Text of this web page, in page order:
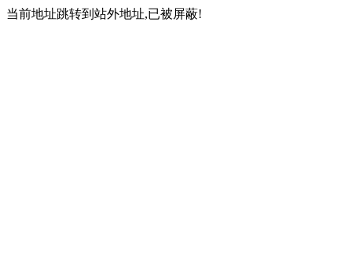
当前地址跳转到站外地址,已被屏蔽!